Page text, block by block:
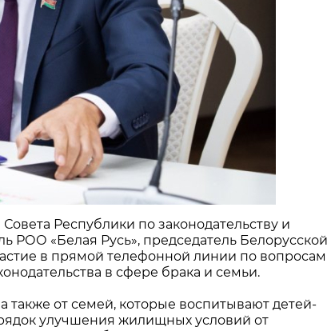
Республики по законодательству и
РОО «Белая Русь», председатель Белорусской
в прямой телефонной линии по вопросам
в сфере брака и семьи.
также от семей, которые воспитывают детей-
улучшения жилищных условий от